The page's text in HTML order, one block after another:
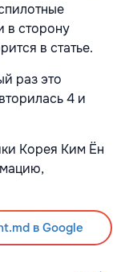
в сторону
в статье.
раз это
4 и
Корея Ким Ён
в Google